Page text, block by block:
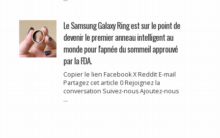
Le Samsung Galaxy Ring est sur le point de
devenir le premier anneau intelligent au
monde pour l'apnée du sommeil approuvé
par la FDA.
Copier le lien Facebook X Reddit E-mail
Partagez cet article 0 Rejoignez la
conversation Suivez-nous Ajoutez-nous
...